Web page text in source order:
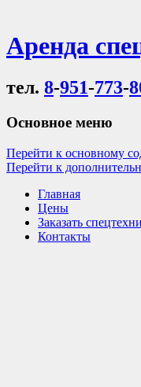
Аренда
тел. 8-951-773-
Основное меню
Перейти к основному
Перейти к
Главная
Цены
Заказать
Контакты